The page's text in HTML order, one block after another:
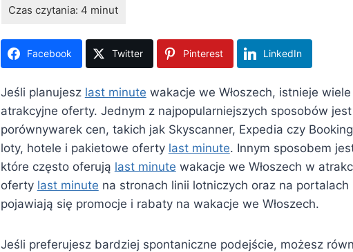
Facebook Twitter Pinterest LinkedIn
Jeśli planujesz last minute wakacje we Włoszech, istnieje
atrakcyjne oferty. Jednym z najpopularniejszych sposobów
porównywarek cen, takich jak Skyscanner, Expedia czy
loty, hotele i pakietowe oferty last minute. Innym sposobem
które często oferują last minute wakacje we Włoszech w
oferty last minute na stronach linii lotniczych oraz na
pojawiają się promocje i rabaty na wakacje we Włoszech.
Jeśli preferujesz bardziej spontaniczne podejście, możesz